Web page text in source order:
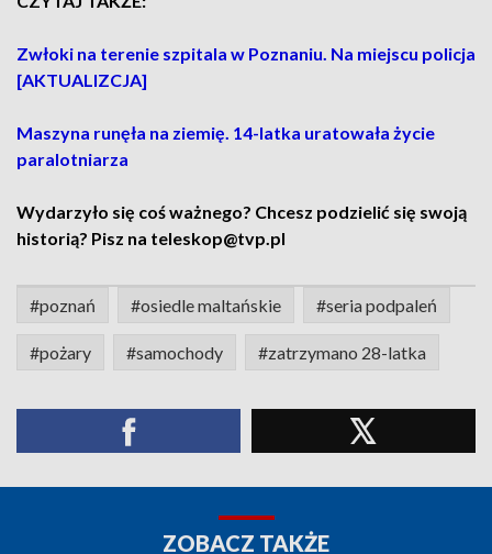
Zwłoki na terenie szpitala w Poznaniu. Na miejscu policja
[AKTUALIZCJA]
Maszyna runęła na ziemię. 14-latka uratowała życie
paralotniarza
Wydarzyło się coś ważnego? Chcesz podzielić się swoją
historią? Pisz na teleskop@tvp.pl
#poznań #osiedle maltańskie #seria podpaleń
#pożary #samochody #zatrzymano 28-latka
ZOBACZ TAKŻE